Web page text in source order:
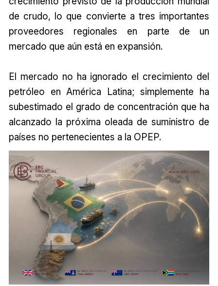
de crudo, lo que convierte a tres importantes
proveedores regionales en parte de un
mercado que aún está en expansión.
El mercado no ha ignorado el crecimiento del
petróleo en América Latina; simplemente ha
subestimado el grado de concentración que ha
alcanzado la próxima oleada de suministro de
países no pertenecientes a la OPEP.